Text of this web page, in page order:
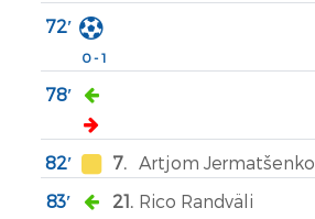
72′
0 - 1
78′
82′
7. Artjom Jermatšenko
83′
21. Rico Randväli